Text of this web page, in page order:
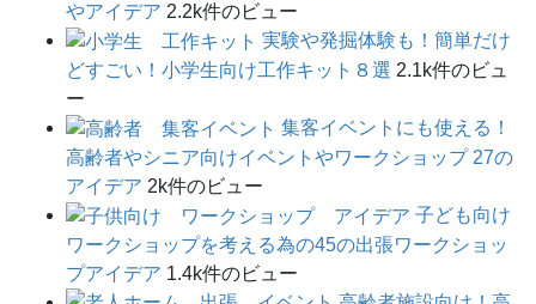
やアイデア 2.2k件のビュー
実験や発掘体験も！簡単だけ
どすごい！小学生向け工作キット８選 2.1k件のビュ
ー
集客イベントにも使える！
高齢者やシニア向けイベントやワークショップ 27の
アイデア 2k件のビュー
子ども向け
ワークショップを考える為の45の出張ワークショッ
プアイデア 1.4k件のビュー